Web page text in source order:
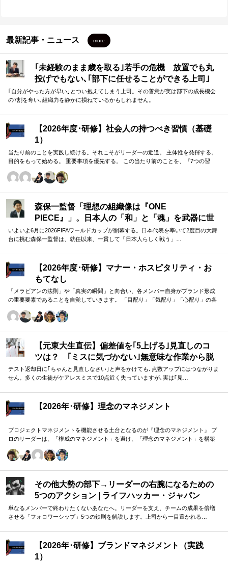
最新記事・ニュース more
｢未経験のまま歳を取る｣若手の危機 放置でも丸
投げでもない､｢部下に任せることができる上司｣
になる方法
｢自分がやった方が早い｣とつい抱えてしまう上司。その善意が実は部下の成長機会
の7割を奪い､組織力を静かに損ねているかもしれません。
【2026年度･研修】社会人の持つべき習慣（基礎
1）
当たり前のことを実践し続ける。それこそがリーダーの近道。 主体性を発揮する。
目的をもって始める。 重要事項を優先する。 この当たり前のことを、『7つの習
バーのための研修です。
森保一監督「理想の組織像は『ONE
PIECE』」。日本人の「和」と「魂」を武器に世
界へ挑む①
いよいよ6月に2026FIFAワールドカップが開幕する。日本代表を率いて2度目の大舞
台に挑む森保一監督は、就任以来、一貫して「日本人らしく戦う」…
【2026年度･研修】マナー・ホスピタリティ・お
もてなし
「メラビアンの法則」や「真実の瞬間」と向合い、各メンバー自身がブランド形成
の重要要素であることを自覚していきます。 「目配り」「気配り」「心配り」の各
について研究。 「マニュアル」「サービス」を理解・実践するのは当然。 「ホスピ
【元東大生直伝】偏差値を｢5上げる｣見直しのコ
ツは？ ｢ミスに気づかない｣無意味な作業から脱
却を…カギは試験"前"
テスト返却日に｢ちゃんと見直しなさい｣と声をかけても､点数アップにはつながりま
せん。多くの生徒がケアレスミスで10点近く失っていますが､実は｢見…
【2026年･研修】理念のマネジメント
プロジェクトマネジメントを機能させる土台となるのが『理念のマネジメント』 プ
ロのリーダーは、「権威のマネジメント」を避け、「理念のマネジメント」を構築
に尊重する文化を構築したいリーダーのための研修です。
その他大勢の部下→リーダーの右腕になるための
5つのアクション | ライフハッカー・ジャパン
単なるメンバーで終わりたくないあなたへ。リーダーを支え、チームの成果を倍増
させる「フォロワーシップ」5つの鉄則を解説します。上司から一目置かれる…
【2026年･研修】ブランドマネジメント（実践
1）